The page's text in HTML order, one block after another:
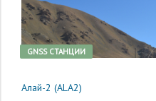
GNSS CТАНЦИИ
Алай-2 (ALA2)